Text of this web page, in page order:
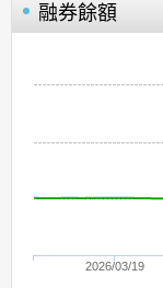
融券餘額
2026/03/19